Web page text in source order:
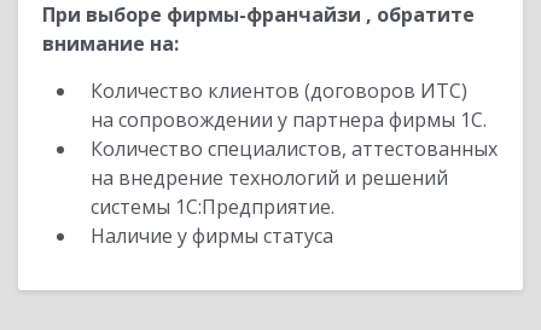
При выборе фирмы-франчайзи , обратите
внимание на:
Количество клиентов (договоров ИТС)
на сопровождении у партнера фирмы 1С.
Количество специалистов, аттестованных
на внедрение технологий и решений
системы 1С:Предприятие.
Наличие у фирмы статуса